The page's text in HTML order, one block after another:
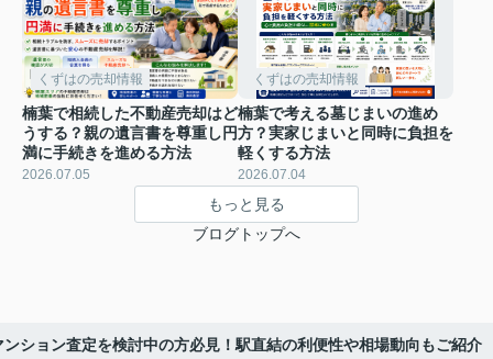
くずはの売却情報
楠葉で相続した不動産売却はど
うする？親の遺言書を尊重し円
満に手続きを進める方法
2026.07.05
くずはの売却情報
楠葉で考える墓じまいの進め
方？実家じまいと同時に負担を
軽くする方法
2026.07.04
もっと見る
ブログトップへ
ション査定を検討中の方必見！駅直結の利便性や相場動向もご紹介